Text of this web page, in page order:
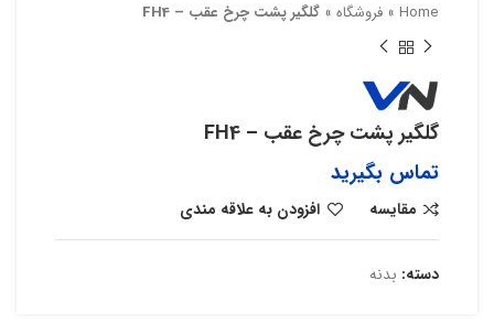
Home
» فروشگاه » گلگیر پشت چرخ عقب – FH4
گلگیر پشت چرخ عقب – FH4
تماس بگیرید
مقایسه افزودن به علاقه مندی
دسته: بدنه